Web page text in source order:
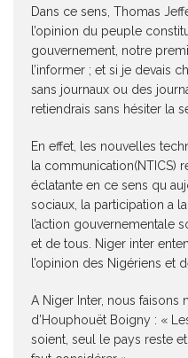
Dans ce sens, Thomas
l’opinion du peuple
gouvernement, notre
l’informer ; et si je devais
sans journaux ou des
retiendrais sans hésiter la
En effet, les nouvelles
la communication(NTICS)
éclatante en ce sens qu
sociaux, la participation a
l’action gouvernementale
et de tous. Niger inter
l’opinion des Nigériens et
A Niger Inter, nous faisons
d’Houphouët Boigny : «
soient, seul le pays reste et